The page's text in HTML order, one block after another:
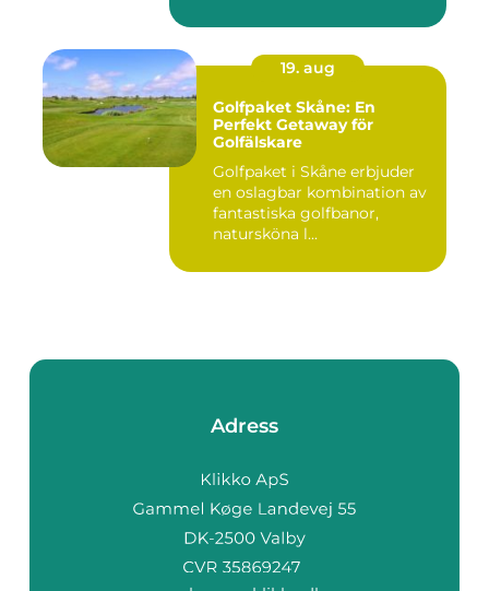
19. aug
Golfpaket Skåne: En
Perfekt Getaway för
Golfälskare
Golfpaket i Skåne erbjuder
en oslagbar kombination av
fantastiska golfbanor,
natursköna l...
Adress